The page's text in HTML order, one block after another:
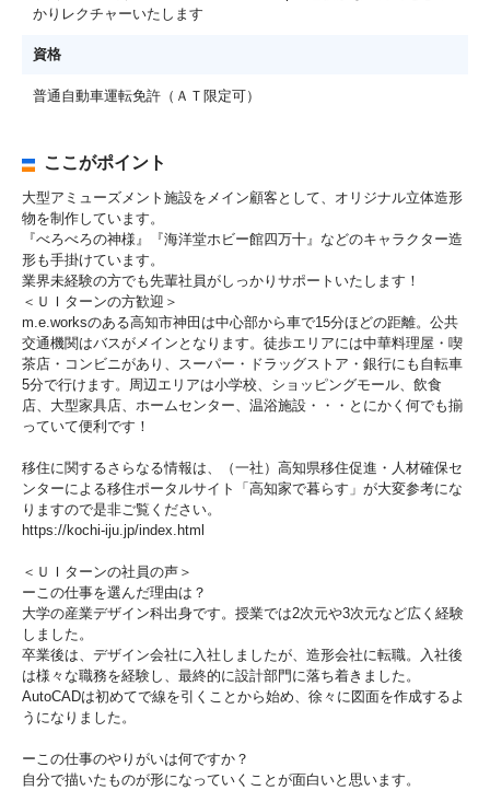
かりレクチャーいたします
資格
普通自動車運転免許（ＡＴ限定可）
ここがポイント
大型アミューズメント施設をメイン顧客として、オリジナル立体造形
物を制作しています。
『べろべろの神様』『海洋堂ホビー館四万十』などのキャラクター造
形も手掛けています。
業界未経験の方でも先輩社員がしっかりサポートいたします！
＜ＵＩターンの方歓迎＞
m.e.worksのある高知市神田は中心部から車で15分ほどの距離。公共
交通機関はバスがメインとなります。徒歩エリアには中華料理屋・喫
茶店・コンビニがあり、スーパー・ドラッグストア・銀行にも自転車
5分で行けます。周辺エリアは小学校、ショッピングモール、飲食
店、大型家具店、ホームセンター、温浴施設・・・とにかく何でも揃
っていて便利です！
移住に関するさらなる情報は、（一社）高知県移住促進・人材確保セ
ンターによる移住ポータルサイト「高知家で暮らす」が大変参考にな
りますので是非ご覧ください。
https://kochi-iju.jp/index.html
＜ＵＩターンの社員の声＞
ーこの仕事を選んだ理由は？
大学の産業デザイン科出身です。授業では2次元や3次元など広く経験
しました。
卒業後は、デザイン会社に入社しましたが、造形会社に転職。入社後
は様々な職務を経験し、最終的に設計部門に落ち着きました。
AutoCADは初めてで線を引くことから始め、徐々に図面を作成するよ
うになりました。
ーこの仕事のやりがいは何ですか？
自分で描いたものが形になっていくことが面白いと思います。